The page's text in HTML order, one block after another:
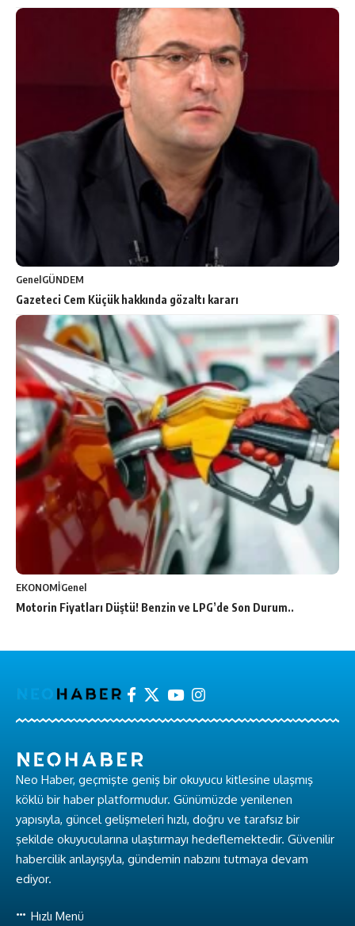
GenelGÜNDEM
Gazeteci Cem Küçük hakkında gözaltı kararı
EKONOMİGenel
Motorin Fiyatları Düştü! Benzin ve LPG’de Son Durum..
Neo Haber, geçmişte geniş bir okuyucu kitlesine ulaşmış
köklü bir haber platformudur. Günümüzde yenilenen
yapısıyla, güncel gelişmeleri hızlı, doğru ve tarafsız bir
şekilde okuyucularına ulaştırmayı hedeflemektedir. Güvenilir
habercilik anlayışıyla, gündemin nabzını tutmaya devam
ediyor.
Hızlı Menü